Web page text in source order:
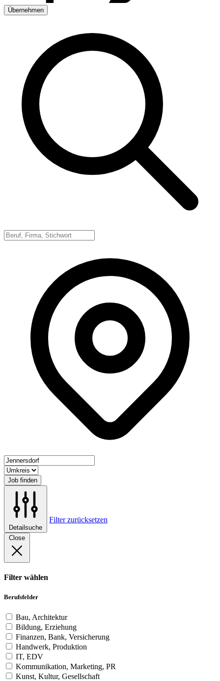
Übernehmen
Job finden
Detailsuche
Filter zurücksetzen
Close
Filter wählen
Berufsfelder
Bau, Architektur
Bildung, Erziehung
Finanzen, Bank, Versicherung
Handwerk, Produktion
IT, EDV
Kommunikation, Marketing, PR
Kunst, Kultur, Gesellschaft